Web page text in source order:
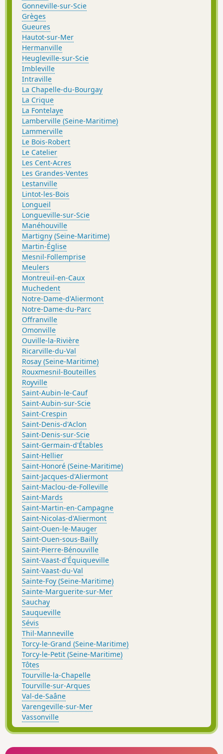
Gonneville-sur-Scie
Grèges
Gueures
Hautot-sur-Mer
Hermanville
Heugleville-sur-Scie
Imbleville
Intraville
La Chapelle-du-Bourgay
La Crique
La Fontelaye
Lamberville (Seine-Maritime)
Lammerville
Le Bois-Robert
Le Catelier
Les Cent-Acres
Les Grandes-Ventes
Lestanville
Lintot-les-Bois
Longueil
Longueville-sur-Scie
Manéhouville
Martigny (Seine-Maritime)
Martin-Église
Mesnil-Follemprise
Meulers
Montreuil-en-Caux
Muchedent
Notre-Dame-d'Aliermont
Notre-Dame-du-Parc
Offranville
Omonville
Ouville-la-Rivière
Ricarville-du-Val
Rosay (Seine-Maritime)
Rouxmesnil-Bouteilles
Royville
Saint-Aubin-le-Cauf
Saint-Aubin-sur-Scie
Saint-Crespin
Saint-Denis-d'Aclon
Saint-Denis-sur-Scie
Saint-Germain-d'Étables
Saint-Hellier
Saint-Honoré (Seine-Maritime)
Saint-Jacques-d'Aliermont
Saint-Maclou-de-Folleville
Saint-Mards
Saint-Martin-en-Campagne
Saint-Nicolas-d'Aliermont
Saint-Ouen-le-Mauger
Saint-Ouen-sous-Bailly
Saint-Pierre-Bénouville
Saint-Vaast-d'Équiqueville
Saint-Vaast-du-Val
Sainte-Foy (Seine-Maritime)
Sainte-Marguerite-sur-Mer
Sauchay
Sauqueville
Sévis
Thil-Manneville
Torcy-le-Grand (Seine-Maritime)
Torcy-le-Petit (Seine-Maritime)
Tôtes
Tourville-la-Chapelle
Tourville-sur-Arques
Val-de-Saâne
Varengeville-sur-Mer
Vassonville